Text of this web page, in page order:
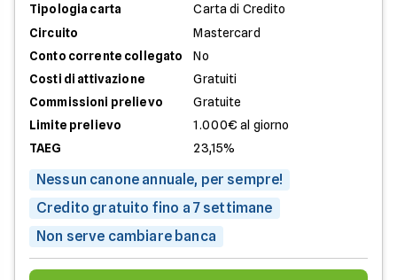
Tipologia carta
Carta di Credito
Circuito
Mastercard
Conto corrente collegato
No
Costi di attivazione
Gratuiti
Commissioni prelievo
Gratuite
Limite prelievo
1.000€ al giorno
TAEG
23,15%
Nessun canone annuale, per sempre!
Credito gratuito fino a 7 settimane
Non serve cambiare banca